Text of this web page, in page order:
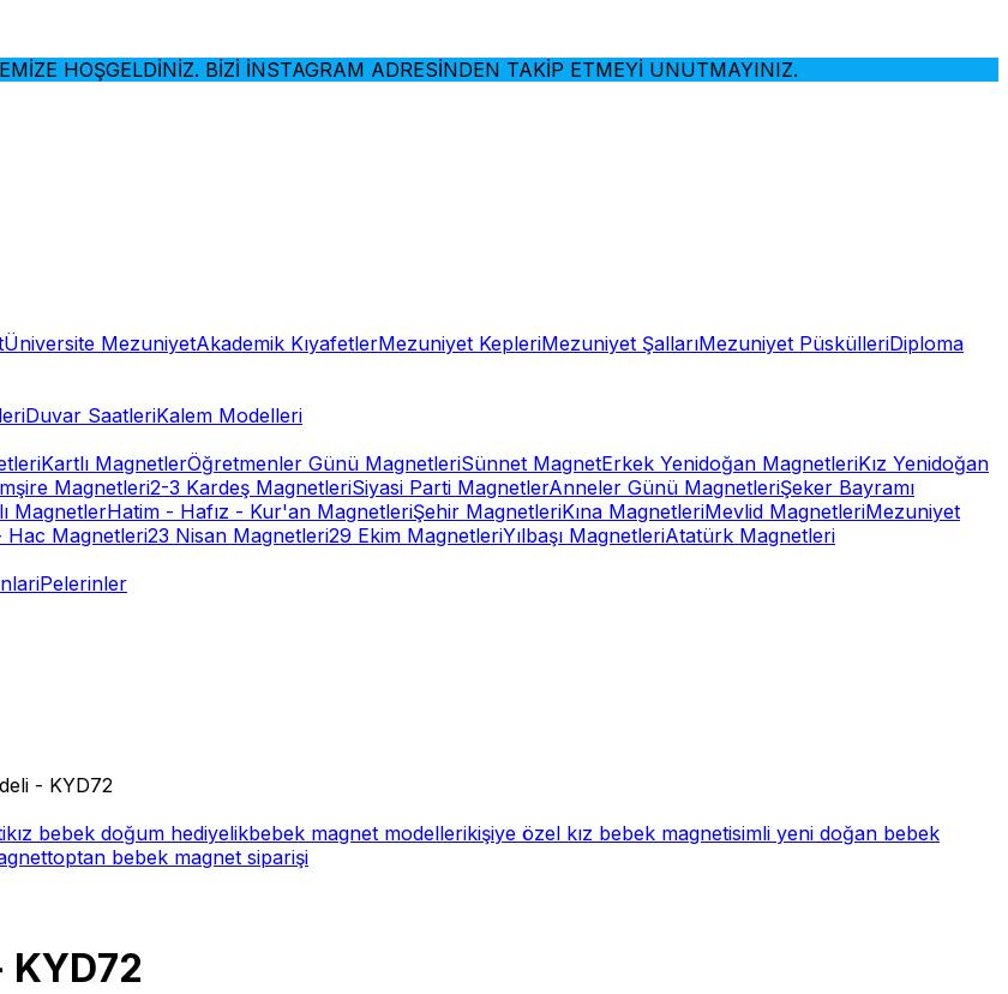
HOŞGELDİNİZ. BİZİ İNSTAGRAM ADRESİNDEN TAKİP ETMEYİ UNUTMAYINIZ.
Üniversite MezuniyetAkademik KıyafetlerMezuniyet KepleriMezuniyet ŞallarıMezuniyet PüskülleriDiploma
Duvar SaatleriKalem Modelleri
Kartlı MagnetlerÖğretmenler Günü MagnetleriSünnet MagnetErkek Yenidoğan MagnetleriKız Yenidoğan
Magnetleri2-3 Kardeş MagnetleriSiyasi Parti MagnetlerAnneler Günü MagnetleriŞeker Bayramı
MagnetlerHatim - Hafız - Kur'an MagnetleriŞehir MagnetleriKına MagnetleriMevlid MagnetleriMezuniyet
Hac Magnetleri23 Nisan Magnetleri29 Ekim MagnetleriYılbaşı MagnetleriAtatürk Magnetleri
Pelerinler
- KYD72
kız bebek doğum hediyelikbebek magnet modellerikişiye özel kız bebek magnetisimli yeni doğan bebek
toptan bebek magnet siparişi
KYD72